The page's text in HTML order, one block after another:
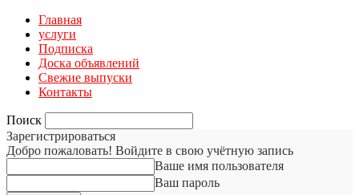
Главная
услуги
Подписка
Доска объявлений
Свежие выпуски
Контакты
Поиск
Зарегистрироваться
Добро пожаловать! Войдите в свою учётную запись
Ваше имя пользователя
Ваш пароль